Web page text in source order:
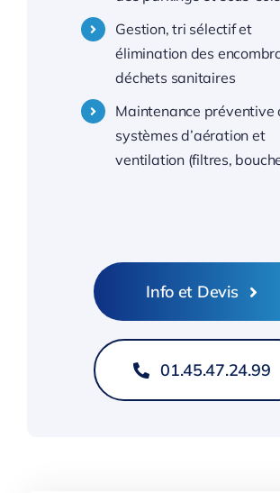
Gestion, tri sélectif et
élimination des
déchets sanitaires
Maintenance préventive
systèmes d’aération et
ventilation (filtres,
Info et Devis
01.45.47.24.99